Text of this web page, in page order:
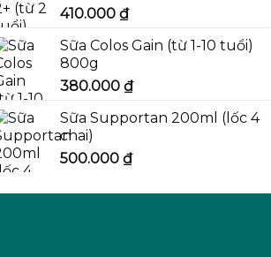
410.000 ₫
Sữa Colos Gain (từ 1-10 tuổi)
800g
380.000 ₫
Sữa Supportan 200ml (lốc 4
chai)
500.000 ₫